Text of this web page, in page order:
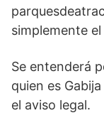
simplemente
Se entenderá
quien es
el aviso legal.